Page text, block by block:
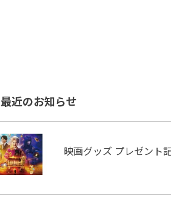
最近のお知らせ
映画グッズ プレゼント